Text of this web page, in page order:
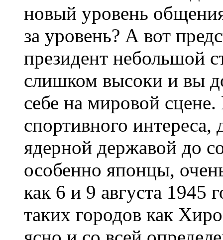
новый уровень
за уровень? А вот
президент небольшой
слишком высоки и вы
себе на мировой
спортивного
ядерной державой до
особенно японцы,
как 6 и 9 августа 1945
таких городов как